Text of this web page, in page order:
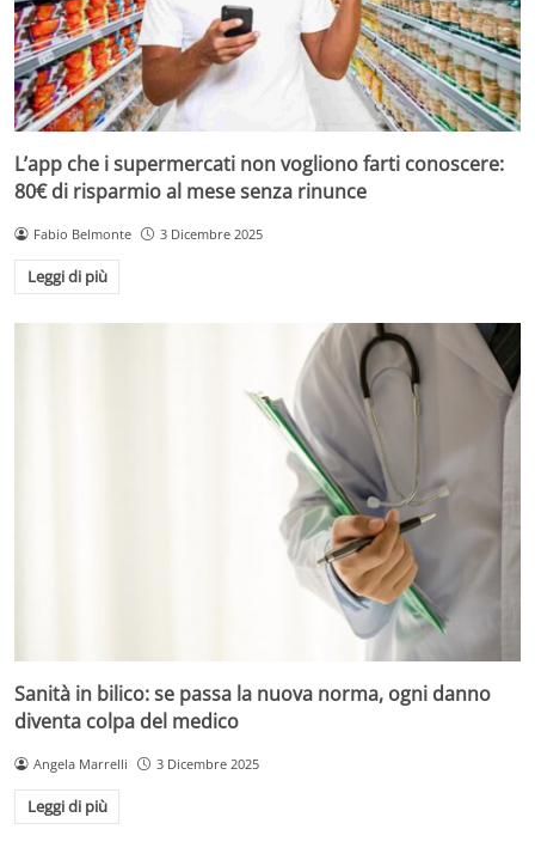
L’app che i supermercati non vogliono farti conoscere:
80€ di risparmio al mese senza rinunce
Fabio Belmonte 3 Dicembre 2025
Leggi di più
Sanità in bilico: se passa la nuova norma, ogni danno
diventa colpa del medico
Angela Marrelli 3 Dicembre 2025
Leggi di più